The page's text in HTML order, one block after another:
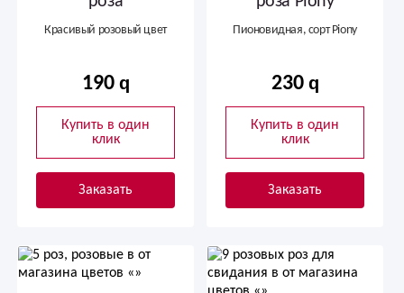
Красивый розовый цвет
190
Купить в один
клик
Заказать
Пионовидная, сорт Piony
230
Купить в один
клик
Заказать